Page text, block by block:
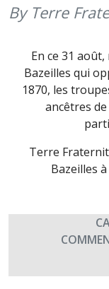
By Terre
En ce 31
Bazeilles qui
1870, les
ancêtres
Terre
Bazeilles